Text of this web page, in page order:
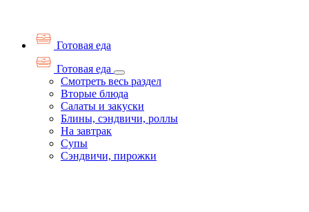
Готовая еда
Готовая еда
Смотреть весь раздел
Вторые блюда
Салаты и закуски
Блины, сэндвичи, роллы
На завтрак
Супы
Сэндвичи, пирожки